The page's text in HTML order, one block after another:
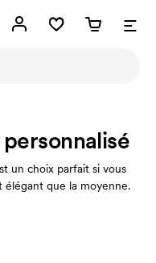
un choix parfait si vous
que la moyenne.